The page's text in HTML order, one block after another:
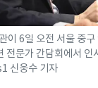
이 6일 오전 서울 중
전문가 간담회에서
신웅수 기자